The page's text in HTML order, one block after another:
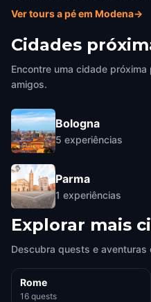
Ver tours a pé em Modena→
Cidades
Encontre uma cidade
amigos.
Bologna
5 experiências
Parma
1 experiências
Explorar mais
Descubra quests e
Rome
16 quests